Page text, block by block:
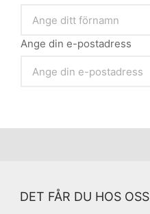
Ange din e-postadress
DET FÅR DU HOS OSS